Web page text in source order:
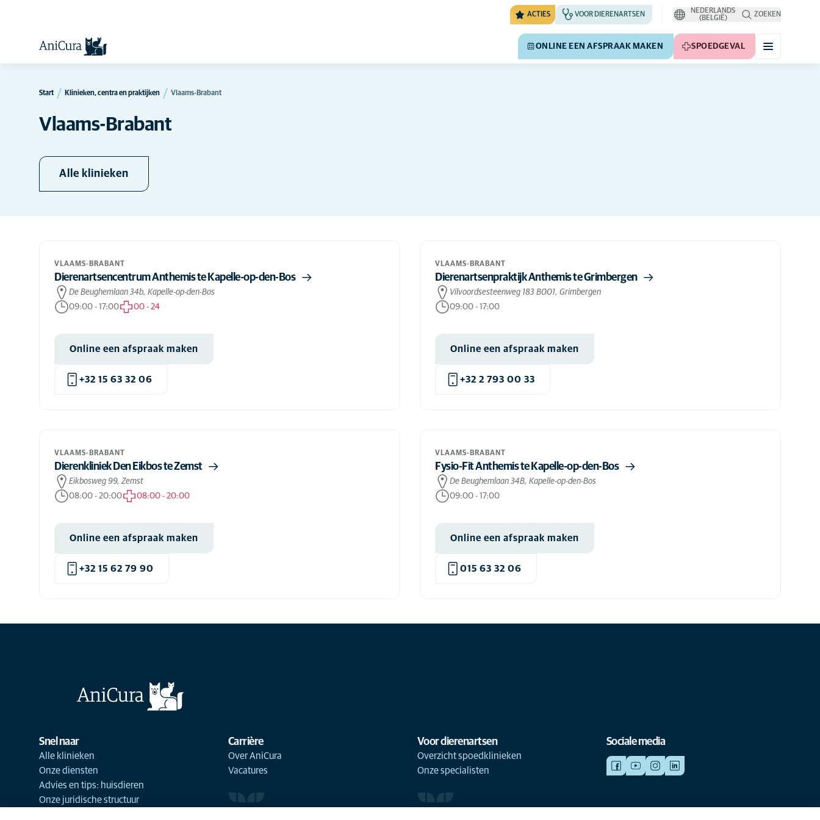
ACTIES VOOR DIERENARTSEN
NEDERLANDS
(BELGIË)
ZOEKEN
ONLINE EEN AFSPRAAK MAKEN SPOEDGEVAL
Start Klinieken, centra en praktijken Vlaams-Brabant
Vlaams-Brabant
Alle klinieken
VLAAMS-BRABANT
Dierenartsencentrum Anthemis te Kapelle-op-den-Bos
De Beughemlaan 34b, Kapelle-op-den-Bos
09:00 - 17:00 00 - 24
Online een afspraak maken
+32 15 63 32 06
VLAAMS-BRABANT
Dierenartsenpraktijk Anthemis te Grimbergen
Vilvoordsesteenweg 183 B001, Grimbergen
09:00 - 17:00
Online een afspraak maken
+32 2 793 00 33
VLAAMS-BRABANT
Dierenkliniek Den Eikbos te Zemst
Eikbosweg 99, Zemst
08:00 - 20:00 08:00 - 20:00
Online een afspraak maken
+32 15 62 79 90
VLAAMS-BRABANT
Fysio-Fit Anthemis te Kapelle-op-den-Bos
De Beughemlaan 34B, Kapelle-op-den-Bos
09:00 - 17:00
Online een afspraak maken
015 63 32 06
Snel naar
Alle klinieken
Onze diensten
Advies en tips: huisdieren
Onze juridische structuur
Carrière
Over AniCura
Vacatures
Voor dierenartsen
Overzicht spoedklinieken
Onze specialisten
Sociale media